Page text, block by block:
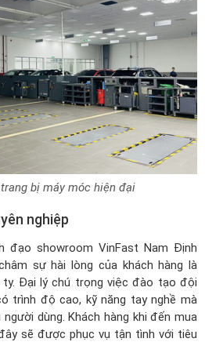
bị máy móc hiện đại
nghiệp
đạo showroom VinFast Nam Định
sự hài lòng của khách hàng là
ty. Đại lý chú trọng việc đào tạo đội
trình độ cao, kỹ năng tay nghề mà
dùng. Khách hàng khi đến mua
sẽ được phục vụ tận tình với tiêu